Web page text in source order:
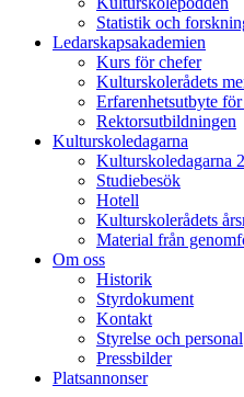
Statistik och
Ledarskapsakademien
Kurs för chefer
Kulturskolerådets
Erfarenhetsutbyte
Rektorsutbildningen
Kulturskoledagarna
Kulturskoledagarna
Studiebesök
Hotell
Kulturskolerådets
Material från
Om oss
Historik
Styrdokument
Kontakt
Styrelse och personal
Pressbilder
Platsannonser